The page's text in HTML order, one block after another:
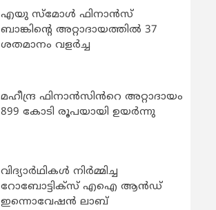
എയു സ്‌മോൾ ഫിനാൻസ്
ബാങ്കിന്റെ അറ്റാദായത്തിൽ 37
ശതമാനം വളർച്ച
മഹീന്ദ്ര ഫിനാൻസിൻറെ അറ്റാദായം
899 കോടി രൂപയായി ഉയർന്നു
വിദ്യാര്‍ഥികള്‍ നിര്‍മ്മിച്ച
റോബോട്ടിക്സ് എഐ ആന്‍ഡ്
ഇന്നൊവേഷന്‍ ലാബ്